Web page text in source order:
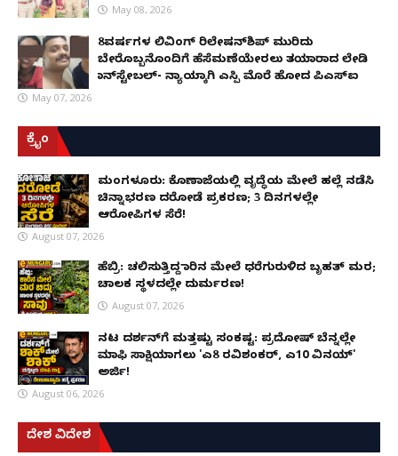
May 08, 2026
8ವರ್ಷಗಳ ಲಿವಿಂಗ್‌ ರಿಲೇಷನ್‌ಶಿಪ್ ಮುರಿದು
ಬೇರೊಬ್ಬನೊಂದಿಗೆ ಹೆಸೆಮಣೆಯೇರಲು ತಯಾರಾದ ಲೇಡಿ
ಕಾನ್‌ಸ್ಟೇಬಲ್- ನ್ಯಾಯಕ್ಕಾಗಿ ಎಸ್ಪಿ ಮೊರೆ ಹೋದ ಪಿಎಸ್ಐ
May 07, 2026
ಕ್ರೈಂ
ಮಂಗಳೂರು: ಕೊಣಾಜೆಯಲ್ಲಿ ವೃದ್ಧೆಯ ಮೇಲೆ ಹಲ್ಲೆ ನಡೆಸಿ
ಚಿನ್ನಾಭರಣ ದರೋಡೆ ಪ್ರಕರಣ; 3 ದಿನಗಳಲ್ಲೇ
ಆರೋಪಿಗಳ ಸೆರೆ!
August 07, 2026
ಹೆಬ್ರಿ: ಚಲಿಸುತ್ತಿದ್ದ ಕಾರಿನ ಮೇಲೆ ಧರೆಗುರುಳಿದ ಬೃಹತ್ ಮರ;
ಚಾಲಕ ಸ್ಥಳದಲ್ಲೇ ದುರ್ಮರಣ!
August 07, 2026
ನಟ ದರ್ಶನ್‌ಗೆ ಮತ್ತಷ್ಟು ಸಂಕಷ್ಟ: ಪ್ರದೋಷ್ ಬೆನ್ನಲ್ಲೇ
ಮಾಫಿ ಸಾಕ್ಷಿಯಾಗಲು 'ಎ8 ರವಿಶಂಕರ್, ಎ10 ವಿನಯ್'
ಅರ್ಜಿ!
August 06, 2026
ದೇಶ ವಿದೇಶ